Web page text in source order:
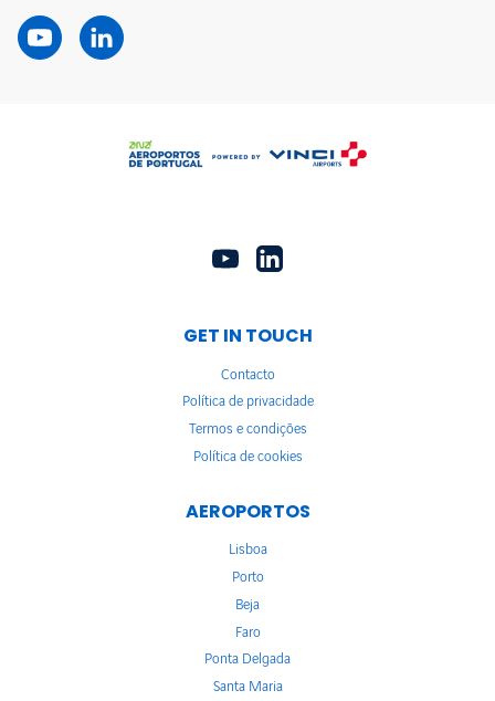
GET IN TOUCH
Contacto
Política de privacidade
Termos e condições
Política de cookies
AEROPORTOS
Lisboa
Porto
Beja
Faro
Ponta Delgada
Santa Maria